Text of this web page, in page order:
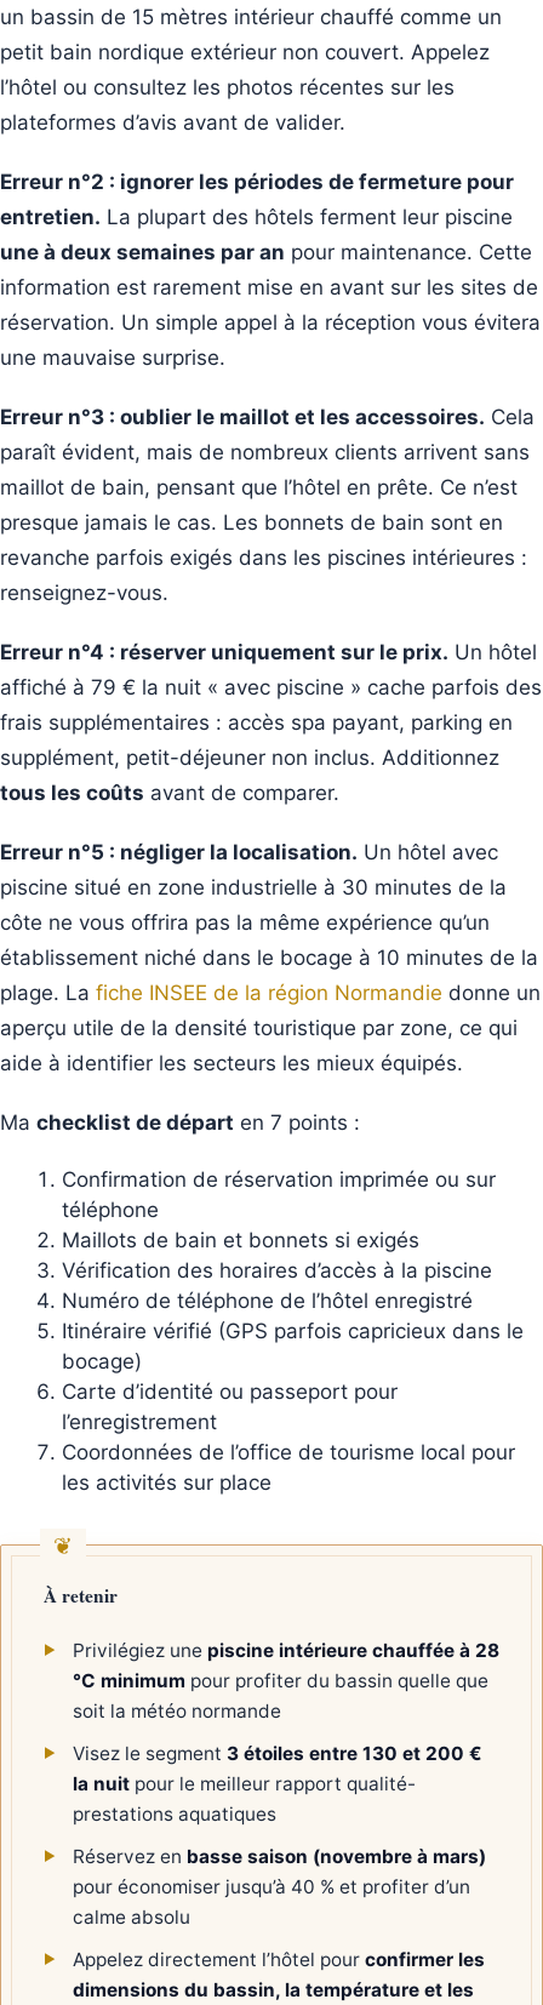
un bassin de 15 mètres intérieur chauffé comme un
petit bain nordique extérieur non couvert. Appelez
l’hôtel ou consultez les photos récentes sur les
plateformes d’avis avant de valider.
Erreur n°2 : ignorer les périodes de fermeture pour
entretien. La plupart des hôtels ferment leur piscine
une à deux semaines par an pour maintenance. Cette
information est rarement mise en avant sur les sites de
réservation. Un simple appel à la réception vous évitera
une mauvaise surprise.
Erreur n°3 : oublier le maillot et les accessoires. Cela
paraît évident, mais de nombreux clients arrivent sans
maillot de bain, pensant que l’hôtel en prête. Ce n’est
presque jamais le cas. Les bonnets de bain sont en
revanche parfois exigés dans les piscines intérieures :
renseignez-vous.
Erreur n°4 : réserver uniquement sur le prix. Un hôtel
affiché à 79 € la nuit « avec piscine » cache parfois des
frais supplémentaires : accès spa payant, parking en
supplément, petit-déjeuner non inclus. Additionnez
tous les coûts avant de comparer.
Erreur n°5 : négliger la localisation. Un hôtel avec
piscine situé en zone industrielle à 30 minutes de la
côte ne vous offrira pas la même expérience qu’un
établissement niché dans le bocage à 10 minutes de la
plage. La fiche INSEE de la région Normandie donne un
aperçu utile de la densité touristique par zone, ce qui
aide à identifier les secteurs les mieux équipés.
Ma checklist de départ en 7 points :
Confirmation de réservation imprimée ou sur
téléphone
Maillots de bain et bonnets si exigés
Vérification des horaires d’accès à la piscine
Numéro de téléphone de l’hôtel enregistré
Itinéraire vérifié (GPS parfois capricieux dans le
bocage)
Carte d’identité ou passeport pour
l’enregistrement
Coordonnées de l’office de tourisme local pour
les activités sur place
À retenir
Privilégiez une piscine intérieure chauffée à 28
°C minimum pour profiter du bassin quelle que
soit la météo normande
Visez le segment 3 étoiles entre 130 et 200 €
la nuit pour le meilleur rapport qualité-
prestations aquatiques
Réservez en basse saison (novembre à mars)
pour économiser jusqu’à 40 % et profiter d’un
calme absolu
Appelez directement l’hôtel pourconfirmer les
dimensions du bassin, la température et les